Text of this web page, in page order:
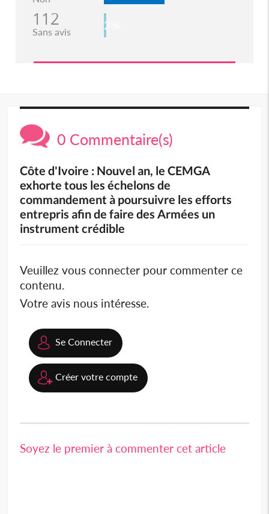
112
Sans avis 2%
0 Commentaire(s)
Côte d'Ivoire : Nouvel an, le CEMGA
exhorte tous les échelons de
commandement à poursuivre les efforts
entrepris afin de faire des Armées un
instrument crédible
Veuillez vous connecter pour commenter ce
contenu.
Votre avis nous intéresse.
Se Connecter
Créer votre compte
Soyez le premier à commenter cet article